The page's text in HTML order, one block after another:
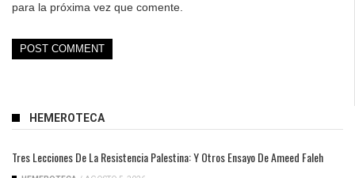
para la próxima vez que comente.
HEMEROTECA
Tres Lecciones De La Resistencia Palestina: Y Otros Ensayo De Ameed Faleh